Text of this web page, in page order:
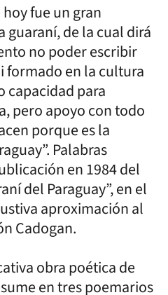
fue un gran
guaraní, de la cual dirá
no poder escribir
formado en la cultura
capacidad para
pero apoyo con todo
porque es la
Palabras
en 1984 del
del Paraguay”, en el
aproximación al
Cadogan.
obra poética de
en tres poemarios